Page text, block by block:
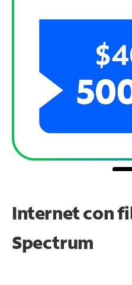
Internet con
Spectrum